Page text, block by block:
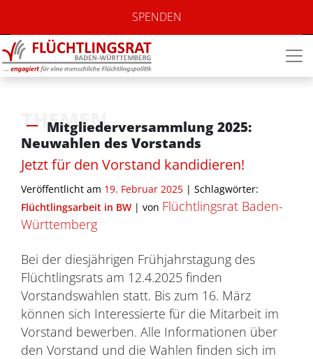
SPENDEN
THEMEN
Mitgliederversammlung 2025:
Neuwahlen des Vorstands
Jetzt für den Vorstand kandidieren!
Veröffentlicht am 19. Februar 2025 | Schlagwörter:
Flüchtlingsarbeit in BW | von Flüchtlingsrat Baden-
Württemberg
Bei der diesjährigen Frühjahrstagung des
Flüchtlingsrats am 12.4.2025 finden
Vorstandswahlen statt. Bis zum 16. März
können sich Interessierte für die Mitarbeit im
Vorstand bewerben. Alle Informationen über
den Vorstand und die Wahlen finden sich im